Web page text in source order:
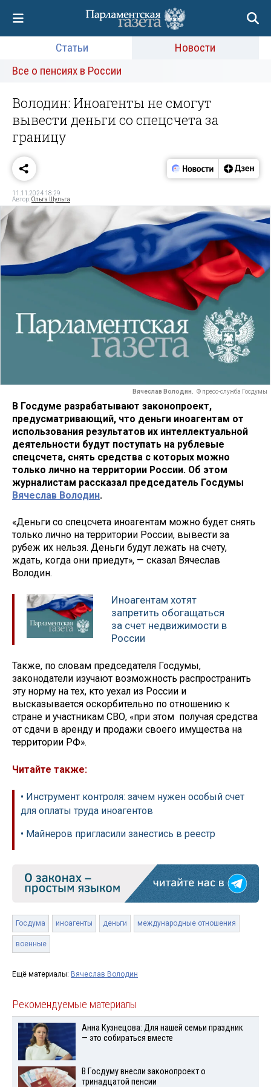
Статьи
Новости
Все о пенсиях в России
Володин: Иноагенты не смогут
вывести деньги со спецсчета за
границу
11.11.2024 18:29
Автор:Ольга Шульга
Вячеслав Володин. © пресс-служба Госдумы
В Госдуме разрабатывают законопроект,
предусматривающий, что деньги иноагентам от
использования результатов их интеллектуальной
деятельности будут поступать на рублевые
спецсчета, снять средства с которых можно
только лично на территории России. Об этом
журналистам рассказал председатель Госдумы
Вячеслав Володин.
«Деньги со спецсчета иноагентам можно будет снять
только лично на территории России, вывести за
рубеж их нельзя. Деньги будут лежать на счету,
ждать, когда они приедут», — сказал Вячеслав
Володин.
Иноагентам хотят
запретить обогащаться
за счет недвижимости в
России
Также, по словам председателя Госдумы,
законодатели изучают возможность распространить
эту норму на тех, кто уехал из России и
высказывается оскорбительно по отношению к
стране и участникам СВО, «при этом получая средства
от сдачи в аренду и продажи своего имущества на
территории РФ».
Читайте также:
• Инструмент контроля: зачем нужен особый счет
для оплаты труда иноагентов
• Майнеров пригласили занестись в реестр
Госдума иноагенты деньги международные отношения
военные
Ещё материалы: Вячеслав Володин
Рекомендуемые материалы
Анна Кузнецова: Для нашей семьи праздник
— это собираться вместе
В Госдуму внесли законопроект о
тринадцатой пенсии